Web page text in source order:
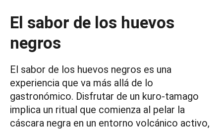
El sabor de los huevos
negros
El sabor de los huevos negros es una
experiencia que va más allá de lo
gastronómico. Disfrutar de un kuro-tamago
implica un ritual que comienza al pelar la
cáscara negra en un entorno volcánico activo,